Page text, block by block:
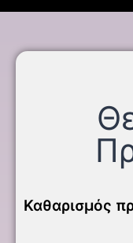
Καθαρισμός